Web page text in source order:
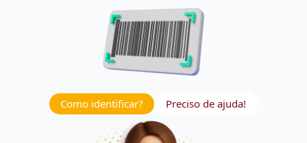
Como identificar? Preciso de ajuda!